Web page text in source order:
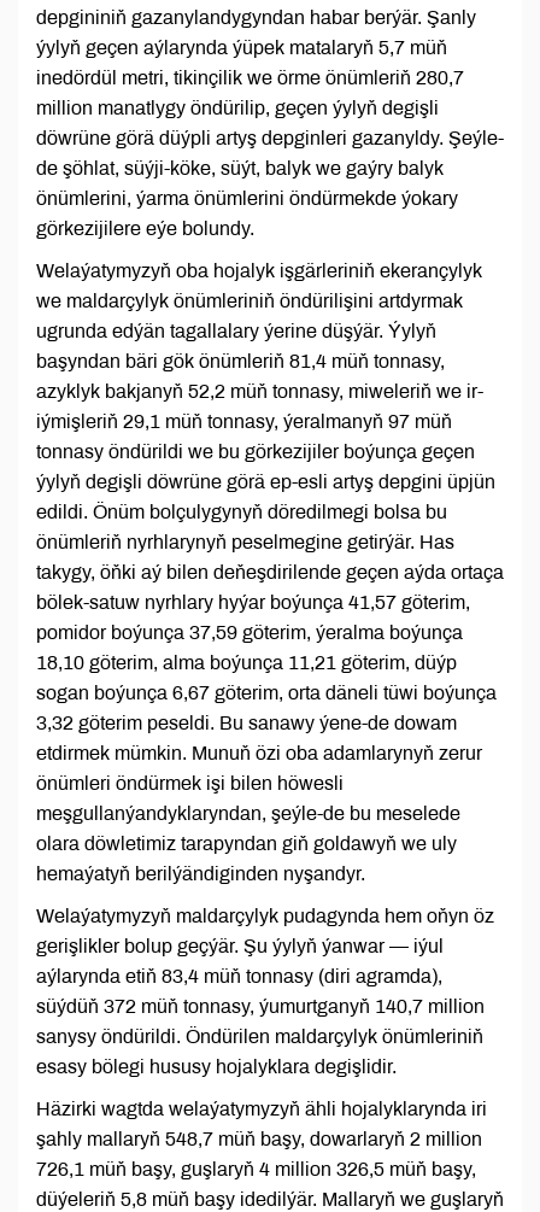
depgininiň gazanylandygyndan habar berýär. Şanly
ýylyň geçen aýlarynda ýüpek matalaryň 5,7 müň
inedördül metri, tikinçilik we örme önümleriň 280,7
million manatlygy öndürilip, geçen ýylyň degişli
döwrüne görä düýpli artyş depginleri gazanyldy. Şeýle-
de şöhlat, süýji-köke, süýt, balyk we gaýry balyk
önümlerini, ýarma önümlerini öndürmekde ýokary
görkezijilere eýe bolundy.
Welaýatymyzyň oba hojalyk işgärleriniň ekerançylyk
we maldarçylyk önümleriniň öndürilişini artdyrmak
ugrunda edýän tagallalary ýerine düşýär. Ýylyň
başyndan bäri gök önümleriň 81,4 müň tonnasy,
azyklyk bakjanyň 52,2 müň tonnasy, miweleriň we ir-
iýmişleriň 29,1 müň tonnasy, ýeralmanyň 97 müň
tonnasy öndürildi we bu görkezijiler boýunça geçen
ýylyň degişli döwrüne görä ep-esli artyş depgini üpjün
edildi. Önüm bolçulygynyň döredilmegi bolsa bu
önümleriň nyrhlarynyň peselmegine getirýär. Has
takygy, öňki aý bilen deňeşdirilende geçen aýda ortaça
bölek-satuw nyrhlary hyýar boýunça 41,57 göterim,
pomidor boýunça 37,59 göterim, ýeralma boýunça
18,10 göterim, alma boýunça 11,21 göterim, düýp
sogan boýunça 6,67 göterim, orta däneli tüwi boýunça
3,32 göterim peseldi. Bu sanawy ýene-de dowam
etdirmek mümkin. Munuň özi oba adamlarynyň zerur
önümleri öndürmek işi bilen höwesli
meşgullanýandyklaryndan, şeýle-de bu meselede
olara döwletimiz tarapyndan giň goldawyň we uly
hemaýatyň berilýändiginden nyşandyr.
Welaýatymyzyň maldarçylyk pudagynda hem oňyn öz
gerişlikler bolup geçýär. Şu ýylyň ýanwar — iýul
aýlarynda etiň 83,4 müň tonnasy (diri agramda),
süýdüň 372 müň tonnasy, ýumurtganyň 140,7 million
sanysy öndürildi. Öndürilen maldarçylyk önümleriniň
esasy bölegi hususy hojalyklara degişlidir.
Häzirki wagtda welaýatymyzyň ähli hojalyklarynda iri
şahly mallaryň 548,7 müň başy, dowarlaryň 2 million
726,1 müň başy, guşlaryň 4 million 326,5 müň başy,
düýeleriň 5,8 müň başy idedilýär. Mallaryň we guşlaryň